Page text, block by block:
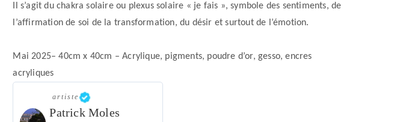
Il s’agit duchakra solaireou plexus solaire « je fais », symbole des sentiments, de
l’affirmation de soi de la transformation, du désir et surtout de l’émotion.
Mai 2025– 40cm x 40cm – Acrylique, pigments, poudre d’or, gesso, encres
acryliques
artiste
Patrick Moles